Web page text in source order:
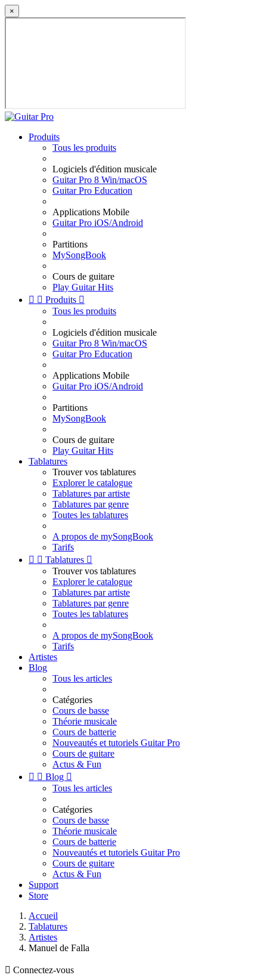
×
Produits
Tous les produits
Logiciels d'édition musicale
Guitar Pro 8 Win/macOS
Guitar Pro Education
Applications Mobile
Guitar Pro iOS/Android
Partitions
MySongBook
Cours de guitare
Play Guitar Hits
  Produits 
Tous les produits
Logiciels d'édition musicale
Guitar Pro 8 Win/macOS
Guitar Pro Education
Applications Mobile
Guitar Pro iOS/Android
Partitions
MySongBook
Cours de guitare
Play Guitar Hits
Tablatures
Trouver vos tablatures
Explorer le catalogue
Tablatures par artiste
Tablatures par genre
Toutes les tablatures
A propos de mySongBook
Tarifs
  Tablatures 
Trouver vos tablatures
Explorer le catalogue
Tablatures par artiste
Tablatures par genre
Toutes les tablatures
A propos de mySongBook
Tarifs
Artistes
Blog
Tous les articles
Catégories
Cours de basse
Théorie musicale
Cours de batterie
Nouveautés et tutoriels Guitar Pro
Cours de guitare
Actus & Fun
  Blog 
Tous les articles
Catégories
Cours de basse
Théorie musicale
Cours de batterie
Nouveautés et tutoriels Guitar Pro
Cours de guitare
Actus & Fun
Support
Store
Accueil
Tablatures
Artistes
Manuel de Falla
 Connectez-vous